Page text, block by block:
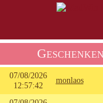
07/08/2026
12:57:42
monlaos